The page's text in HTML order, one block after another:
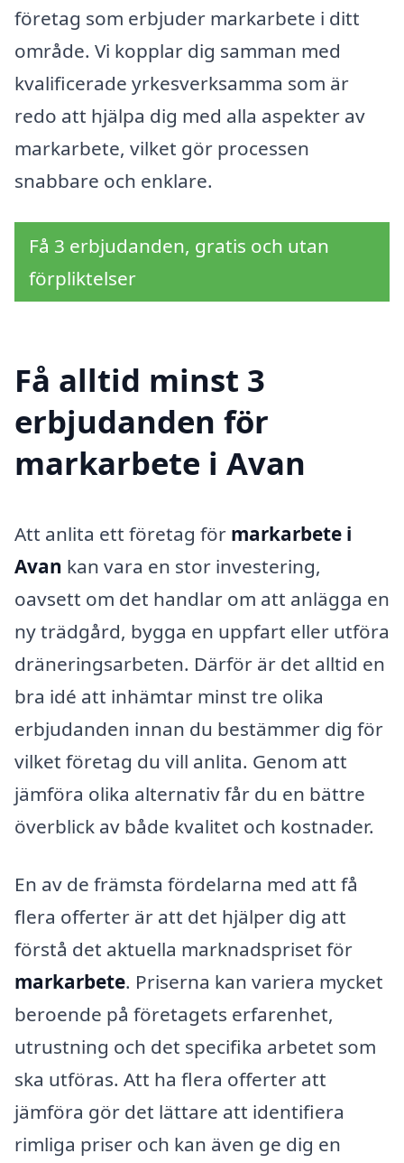
företag som erbjuder markarbete i ditt
område. Vi kopplar dig samman med
kvalificerade yrkesverksamma som är
redo att hjälpa dig med alla aspekter av
markarbete, vilket gör processen
snabbare och enklare.
Få 3 erbjudanden, gratis och utan
förpliktelser
Få alltid minst 3
erbjudanden för
markarbete i Avan
Att anlita ett företag för markarbete i
Avan kan vara en stor investering,
oavsett om det handlar om att anlägga en
ny trädgård, bygga en uppfart eller utföra
dräneringsarbeten. Därför är det alltid en
bra idé att inhämtar minst tre olika
erbjudanden innan du bestämmer dig för
vilket företag du vill anlita. Genom att
jämföra olika alternativ får du en bättre
överblick av både kvalitet och kostnader.
En av de främsta fördelarna med att få
flera offerter är att det hjälper dig att
förstå det aktuella marknadspriset för
markarbete. Priserna kan variera mycket
beroende på företagets erfarenhet,
utrustning och det specifika arbetet som
ska utföras. Att ha flera offerter att
jämföra gör det lättare att identifiera
rimliga priser och kan även ge dig en